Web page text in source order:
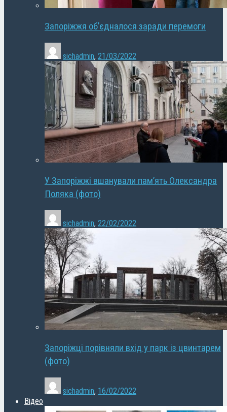
Запоріжжя об’єдналося заради перемоги
sichadmin, 21/03/2022
У Запоріжжі вшанували пам’ять Олександра
Поляка (фото)
sichadmin, 22/02/2022
Запоріжці порівняли вхід у парк із цвинтарем
(фото)
sichadmin, 16/02/2022
Відео